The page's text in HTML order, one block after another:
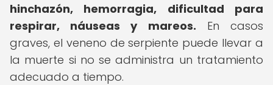
hinchazón, hemorragia, dificultad para
respirar, náuseas y mareos. En casos
graves, el veneno de serpiente puede llevar a
la muerte si no se administra un tratamiento
adecuado a tiempo.